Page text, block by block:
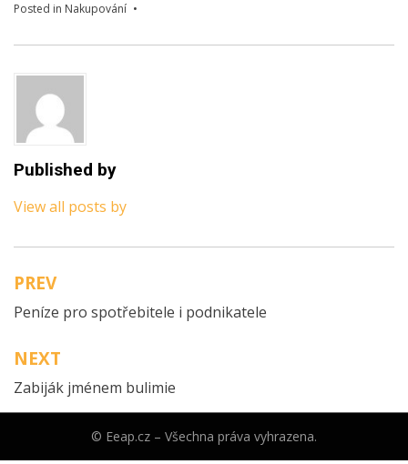
Posted in Nakupování
Published by
View all posts by
Navigace
pro
příspěvek
PREV
Peníze pro spotřebitele i podnikatele
NEXT
Zabiják jménem bulimie
© Eeap.cz – Všechna práva vyhrazena.
Anther Theme byDesignOrbital⋅Powered byWordPress